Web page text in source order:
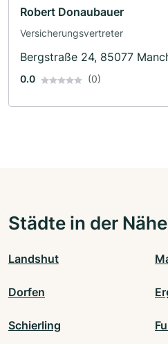
Robert Donaubauer
Versicherungsvertreter
Bergstraße 24, 85077
0.0 (0)
Städte in der Nähe
Landshut
Dorfen
Schierling